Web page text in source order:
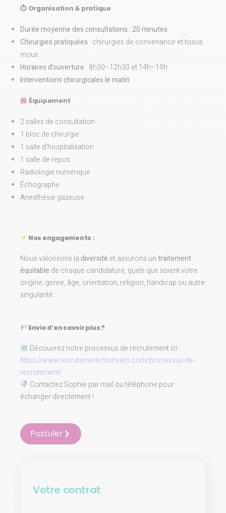
⏱ Organisation & pratique
Durée moyenne des consultations : 20 minutes
Chirurgies pratiquées : chirurgies de convenance et tissus
mous
Horaires d’ouverture : 8h30–12h30 et 14h–19h
Interventions chirurgicales le matin
Équipement
2 salles de consultation
1 bloc de chirurgie
1 salle d’hospitalisation
1 salle de repos
Radiologie numérique
Échographe
Anesthésie gazeuse
Nos engagements :
Nous valorisons la diversité et assurons untraitement
équitable de chaque candidature, quels que soient votre
origine, genre, âge, orientation, religion, handicap ou autre
singularité.
Envie d’en savoir plus ?
Découvrez notre processus de recrutement ici :
https://www.recrutement-monveto.com/processus-de-
recrutement/
Contactez Sophie par mail ou téléphone pour
échanger directement !
Postuler
Votre contrat